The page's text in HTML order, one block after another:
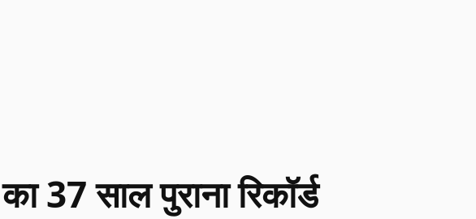
37 साल पुराना रिकॉर्ड